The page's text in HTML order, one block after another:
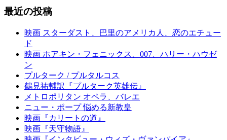
す)
最近の投稿
映画 スターダスト、巴里のアメリカ人、恋のエチュー
ド
映画 ホアキン・フェニックス、007、ハリー・ハウゼ
ン
プルターク / プルタルコス
鶴見祐輔訳『プルターク英雄伝』
メトロポリタン オペラ、バレエ
ニュー・ポープ 悩める新教皇
映画『カリートの道』
映画『天守物語』